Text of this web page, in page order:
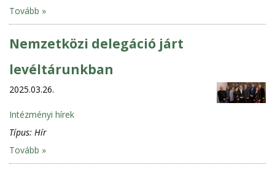
Tovább »
Nemzetközi delegáció járt
levéltárunkban
2025.03.26.
Intézményi hírek
Típus: Hír
Tovább »